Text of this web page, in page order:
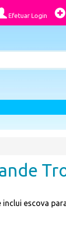
Efetuar Login
escova